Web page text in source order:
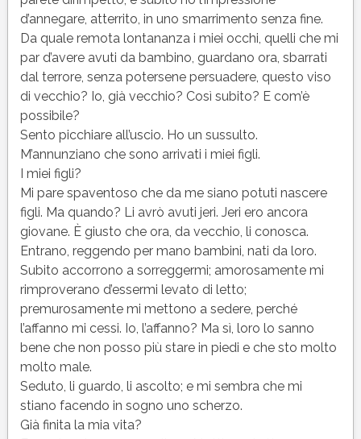
d’annegare, atterrito, in uno smarrimento senza fine.
Da quale remota lontananza i miei occhi, quelli che mi
par d’avere avuti da bambino, guardano ora, sbarrati
dal terrore, senza potersene persuadere, questo viso
di vecchio? Io, già vecchio? Così subito? E com’è
possibile?
Sento picchiare all’uscio. Ho un sussulto.
M’annunziano che sono arrivati i miei figli.
I miei figli?
Mi pare spaventoso che da me siano potuti nascere
figli. Ma quando? Li avrò avuti jeri. Jeri ero ancora
giovane. È giusto che ora, da vecchio, li conosca.
Entrano, reggendo per mano bambini, nati da loro.
Subito accorrono a sorreggermi; amorosamente mi
rimproverano d’essermi levato di letto;
premurosamente mi mettono a sedere, perché
l’affanno mi cessi. Io, l’affanno? Ma sì, loro lo sanno
bene che non posso più stare in piedi e che sto molto
molto male.
Seduto, li guardo, li ascolto; e mi sembra che mi
stiano facendo in sogno uno scherzo.
Già finita la mia vita?